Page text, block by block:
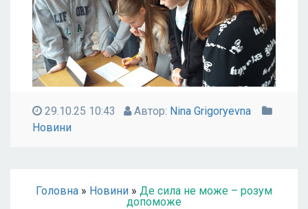
29.10.25 10:43 Автор: Nina Grigoryevna
Новини
Головна » Новини » Де сила не може – розум
допоможе